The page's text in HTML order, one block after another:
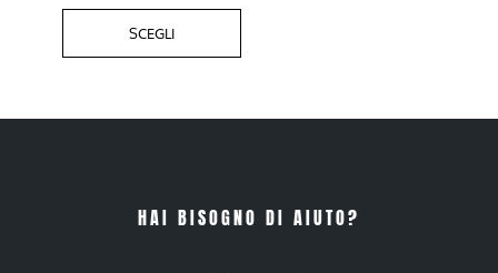
SCEGLI
HAI BISOGNO DI AIUTO?